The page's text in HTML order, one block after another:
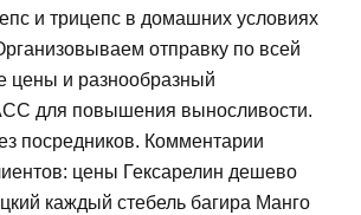
и трицепс в домашних условиях
отправку по всей
цены и разнообразный
для повышения выносливости.
посредников. Комментарии
цены Гексарелин дешево
каждый стебель багира Манго